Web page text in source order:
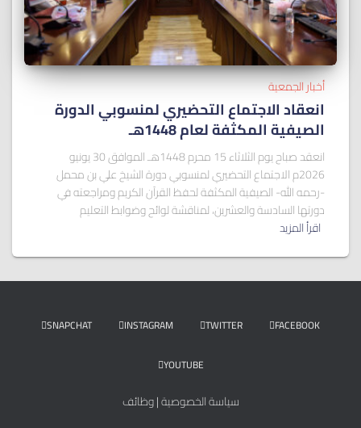
أخبار الجمعية
انعقاد الاجتماع التحضيري لمنسوبي الدورة
الصيفية المكثفة لعام 1448هـ
انعقد صباح يوم الثلاثاء 15 محرم 1448هـ الموافق 30 يونيو
2026م الاجتماع التحضيري لمنسوبي دورة الشيخ علي بن محمل
-رحمه الله- الصيفية المكثفة لحفظ القرآن الكريم ومراجعته في
دورتها السادسة والعشرين، لمناقشة لوائح وضوابط التعليم
اقرأ المزيد
FACEBOOK
TWITTER
INSTAGRAM
SNAPCHAT
YOUTUBE
سياسة الخصوصية|وظائف